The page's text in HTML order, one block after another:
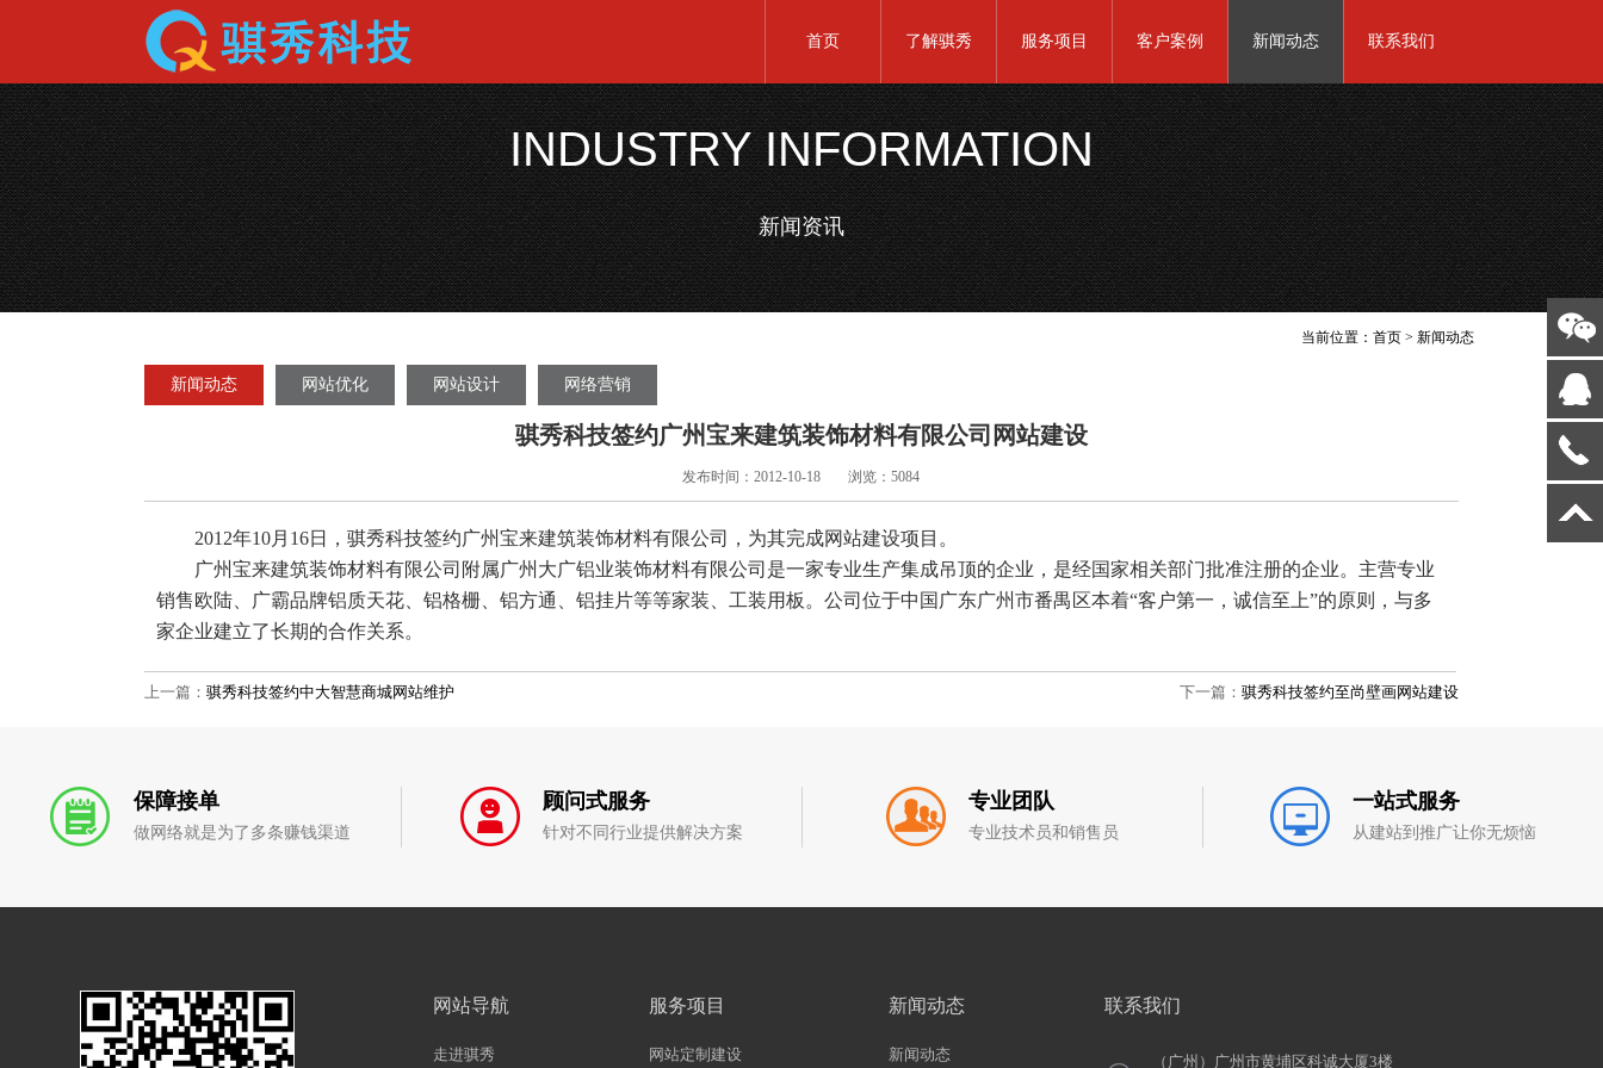
首页 了解骐秀 服务项目 客户案例 新闻动态 联系我们
INDUSTRY INFORMATION
新闻资讯
当前位置：首页 >新闻动态
新闻动态 网站优化 网站设计 网络营销
骐秀科技签约广州宝来建筑装饰材料有限公司网站建设
发布时间：2012-10-18 浏览：5084
2012年10月16日，骐秀科技签约广州宝来建筑装饰材料有限公司，为其完成网站建设项目。
广州宝来建筑装饰材料有限公司附属广州大广铝业装饰材料有限公司是一家专业生产集成吊顶的企业，是经国家相关部门批准注册的企业。主营专业
销售欧陆、广霸品牌铝质天花、铝格栅、铝方通、铝挂片等等家装、工装用板。公司位于中国广东广州市番禺区本着“客户第一，诚信至上”的原则，与多
家企业建立了长期的合作关系。
上一篇： 骐秀科技签约中大智慧商城网站维护 下一篇：骐秀科技签约至尚壁画网站建设
保障接单
做网络就是为了多条赚钱渠道
顾问式服务
针对不同行业提供解决方案
专业团队
专业技术员和销售员
一站式服务
从建站到推广让你无烦恼
网站导航
走进骐秀
服务项目
网站定制建设
新闻动态
新闻动态
联系我们
（广州）广州市黄埔区科诚大厦3楼